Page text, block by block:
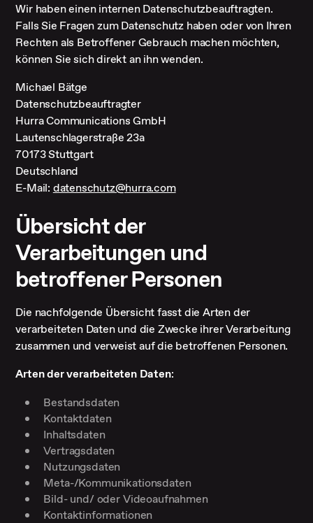
Wir haben einen internen Datenschutzbeauftragten.
Falls Sie Fragen zum Datenschutz haben oder von Ihren
Rechten als Betroffener Gebrauch machen möchten,
können Sie sich direkt an ihn wenden.
Michael Bätge
Datenschutzbeauftragter
Hurra Communications GmbH
Lautenschlagerstraße 23a
70173 Stuttgart
Deutschland
E-Mail: datenschutz@hurra.com
Übersicht der
Verarbeitungen und
betroffener Personen
Die nachfolgende Übersicht fasst die Arten der
verarbeiteten Daten und die Zwecke ihrer Verarbeitung
zusammen und verweist auf die betroffenen Personen.
Arten der verarbeiteten Daten:
Bestandsdaten
Kontaktdaten
Inhaltsdaten
Vertragsdaten
Nutzungsdaten
Meta-/Kommunikationsdaten
Bild- und/ oder Videoaufnahmen
Kontaktinformationen